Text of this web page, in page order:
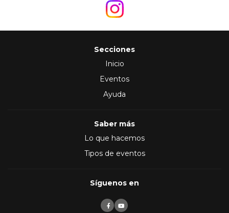
Secciones
Inicio
Eventos
Ayuda
Saber más
Lo que hacemos
Tipos de eventos
Síguenos en